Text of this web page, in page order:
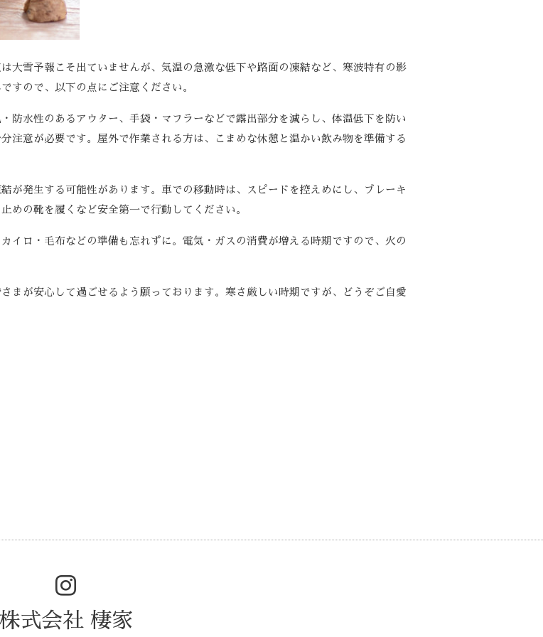
大雪予報こそ出ていませんが、気温の急激な低下や路面の凍結など、寒波特有の影
すので、以下の点にご注意ください。
防水性のあるアウター、手袋・マフラーなどで露出部分を減らし、体温低下を防い
注意が必要です。屋外で作業される方は、こまめな休憩と温かい飲み物を準備する
が発生する可能性があります。車での移動時は、スピードを控えめにし、ブレーキ
めの靴を履くなど安全第一で行動してください。
イロ・毛布などの準備も忘れずに。電気・ガスの消費が増える時期ですので、火の
まが安心して過ごせるよう願っております。寒さ厳しい時期ですが、どうぞご自愛
株式会社 棲家